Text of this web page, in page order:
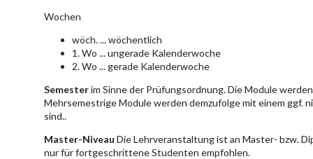
Wochen
wöch. ... wöchentlich
1. Wo ... ungerade Kalenderwoche
2. Wo ... gerade Kalenderwoche
Semesterim Sinne der Prüfungsordnung. Die Module
Mehrsemestrige Module werden demzufolge mit einem ggf.
sind..
Master-Niveau Die Lehrveranstaltung ist an Master- bzw.
nur für fortgeschrittene Studenten empfohlen.